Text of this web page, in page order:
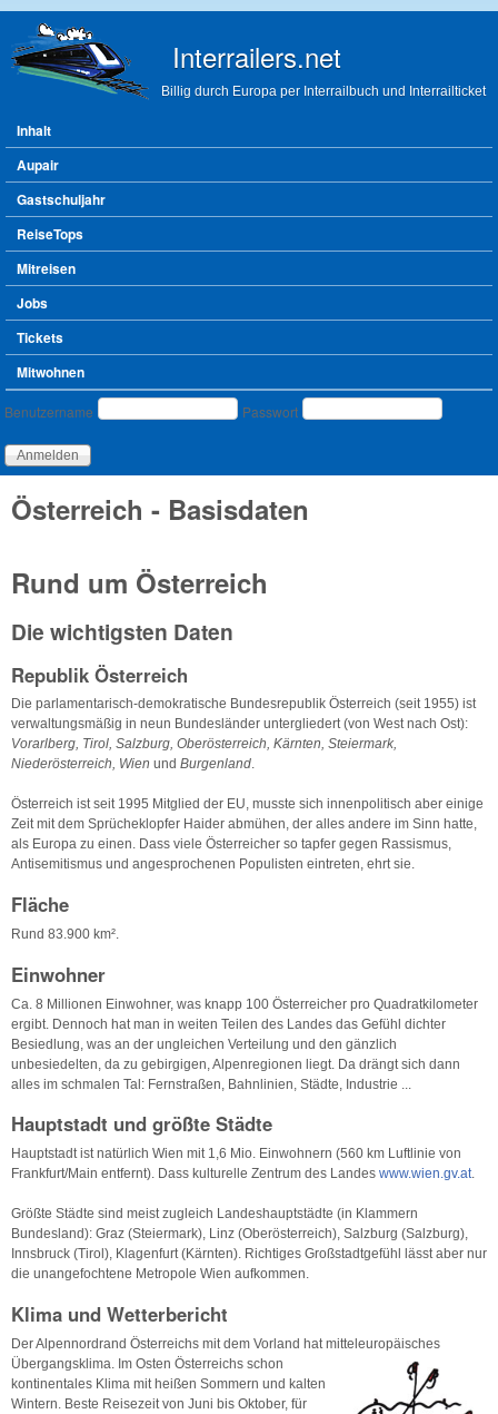
Interrailers.net
Billig durch Europa per Interrailbuch und Interrailticket
Hauptmenü
Inhalt
Aupair
Gastschuljahr
ReiseTops
Mitreisen
Jobs
Tickets
Mitwohnen
Benutzeranmeldung
Benutzername Passwort
Österreich - Basisdaten
Rund um Österreich
Die wichtigsten Daten
Republik Österreich
Die parlamentarisch-demokratische Bundesrepublik Österreich (seit 1955) ist
verwaltungsmäßig in neun Bundesländer untergliedert (von West nach Ost):
Vorarlberg, Tirol, Salzburg, Oberösterreich, Kärnten, Steiermark,
Niederösterreich, Wien und Burgenland.
Österreich ist seit 1995 Mitglied der EU, musste sich innenpolitisch aber einige
Zeit mit dem Sprücheklopfer Haider abmühen, der alles andere im Sinn hatte,
als Europa zu einen. Dass viele Österreicher so tapfer gegen Rassismus,
Antisemitismus und angesprochenen Populisten eintreten, ehrt sie.
Fläche
Rund 83.900 km².
Einwohner
Ca. 8 Millionen Einwohner, was knapp 100 Österreicher pro Quadratkilometer
ergibt. Dennoch hat man in weiten Teilen des Landes das Gefühl dichter
Besiedlung, was an der ungleichen Verteilung und den gänzlich
unbesiedelten, da zu gebirgigen, Alpenregionen liegt. Da drängt sich dann
alles im schmalen Tal: Fernstraßen, Bahnlinien, Städte, Industrie ...
Hauptstadt und größte Städte
Hauptstadt ist natürlich Wien mit 1,6 Mio. Einwohnern (560 km Luftlinie von
Frankfurt/Main entfernt). Dass kulturelle Zentrum des Landes www.wien.gv.at.
Größte Städte sind meist zugleich Landeshauptstädte (in Klammern
Bundesland): Graz (Steiermark), Linz (Oberösterreich), Salzburg (Salzburg),
Innsbruck (Tirol), Klagenfurt (Kärnten). Richtiges Großstadtgefühl lässt aber nur
die unangefochtene Metropole Wien aufkommen.
Klima und Wetterbericht
Der Alpennordrand Österreichs mit dem Vorland hat mitteleuropäisches
Übergangsklima. Im Osten Österreichs schon
kontinentales Klima mit heißen Sommern und kalten
Wintern. Beste Reisezeit von Juni bis Oktober, für